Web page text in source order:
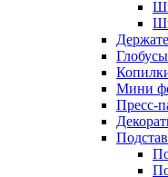
Глобусы
Мини
Пресс-